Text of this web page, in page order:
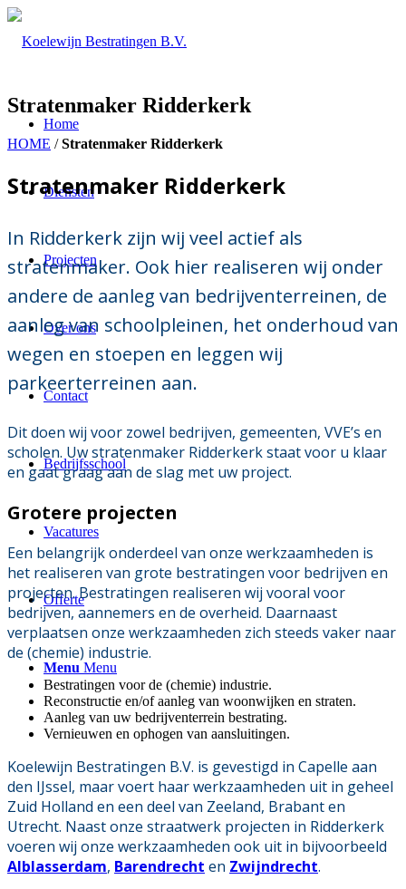
Home
Diensten
Projecten
Over ons
Contact
Bedrijfsschool
Vacatures
Offerte
Menu Menu
Stratenmaker Ridderkerk
HOME /Stratenmaker Ridderkerk
Stratenmaker Ridderkerk
In Ridderkerk zijn wij veel actief als
stratenmaker. Ook hier realiseren wij onder
andere de aanleg van bedrijventerreinen, de
aanleg van schoolpleinen, het onderhoud van
wegen en stoepen en leggen wij
parkeerterreinen aan.
Dit doen wij voor zowel bedrijven, gemeenten, VVE’s en
scholen. Uw stratenmaker Ridderkerk staat voor u klaar
en gaat graag aan de slag met uw project.
Grotere projecten
Een belangrijk onderdeel van onze werkzaamheden is
het realiseren van grote bestratingen voor bedrijven en
projecten. Bestratingen realiseren wij vooral voor
bedrijven, aannemers en de overheid. Daarnaast
verplaatsen onze werkzaamheden zich steeds vaker naar
de (chemie) industrie.
Bestratingen voor de (chemie) industrie.
Reconstructie en/of aanleg van woonwijken en straten.
Aanleg van uw bedrijventerrein bestrating.
Vernieuwen en ophogen van aansluitingen.
Koelewijn Bestratingen B.V. is gevestigd in Capelle aan
den IJssel, maar voert haar werkzaamheden uit in geheel
Zuid Holland en een deel van Zeeland, Brabant en
Utrecht. Naast onze straatwerk projecten in Ridderkerk
voeren wij onze werkzaamheden ook uit in bijvoorbeeld
Alblasserdam, Barendrecht en Zwijndrecht.